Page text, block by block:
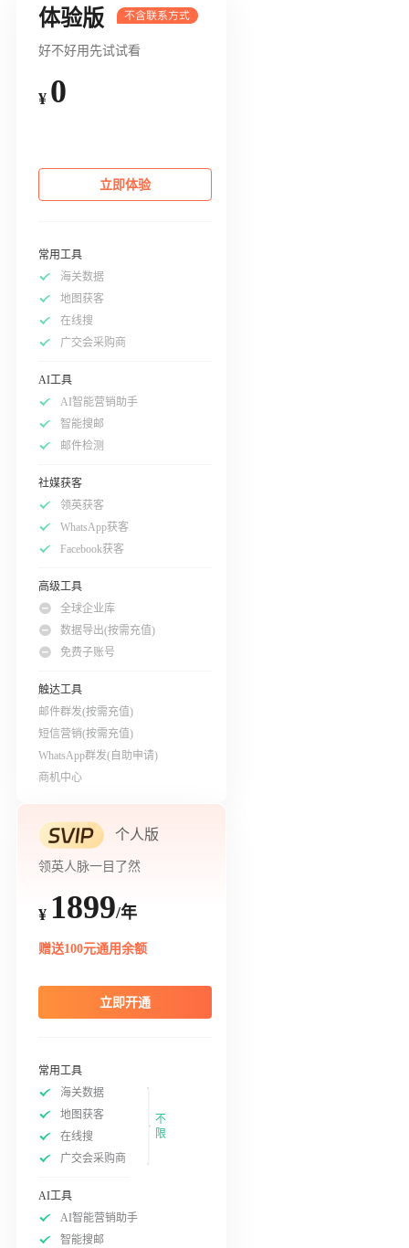
体验版
好不好用先试试看
¥ 0
立即体验
常用工具
海关数据
地图获客
在线搜
广交会采购商
AI工具
AI智能营销助手
智能搜邮
邮件检测
社媒获客
领英获客
WhatsApp获客
Facebook获客
高级工具
全球企业库
数据导出(按需充值)
免费子账号
触达工具
邮件群发(按需充值)
短信营销(按需充值)
WhatsApp群发(自助申请)
商机中心
个人版
领英人脉一目了然
¥ 1899/年
赠送100元通用余额
立即开通
常用工具
海关数据
地图获客
在线搜
广交会采购商
不
限
AI工具
AI智能营销助手
智能搜邮